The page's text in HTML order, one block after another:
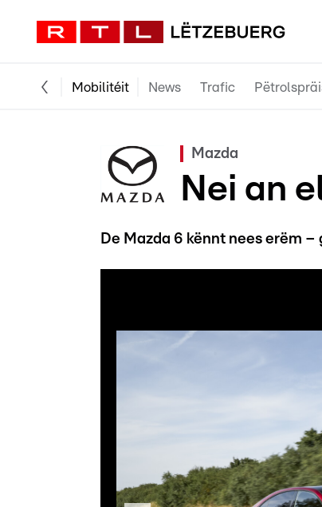
Mobilitéit News Trafic
Mazda
Nei an
De Mazda 6 kënnt nees erëm